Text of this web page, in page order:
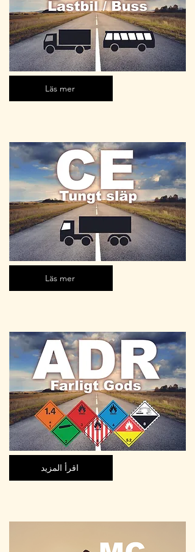
Läs mer
Läs mer
اقرأ المزيد